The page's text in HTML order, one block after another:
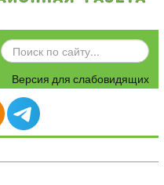
ИСКАТЬ...
Версия для слабовидящих